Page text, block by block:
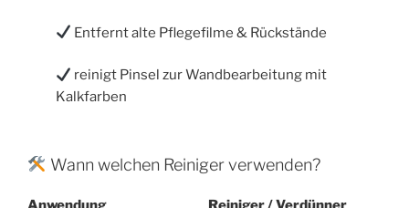
Entfernt alte Pflegefilme & Rückstände
reinigt Pinsel zur Wandbearbeitung mit
Kalkfarben
Wann welchen Reiniger verwenden?